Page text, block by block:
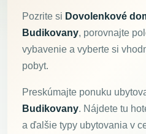
Pozrite si Dovolenkové
Budikovany, porovnajte
vybavenie a vyberte si
pobyt.
Preskúmajte ponuku
Budikovany. Nájdete tu
a ďalšie typy ubytovania v